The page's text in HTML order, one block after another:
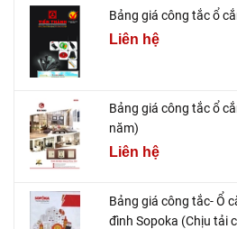
Bảng giá công tắc ổ
Liên hệ
Bảng giá công tắc ổ
năm)
Liên hệ
Bảng giá công tắc- Ổ
đình Sopoka (Chịu tải